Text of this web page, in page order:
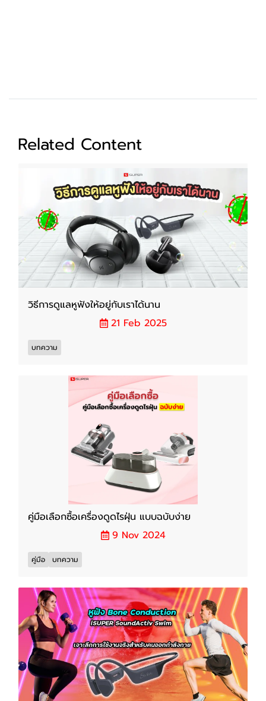
Related Content
วิธีการดูแลหูฟังให้อยู่กับเราได้นาน
21 Feb 2025
บทความ
คู่มือเลือกซื้อเครื่องดูดไรฝุ่น แบบฉบับง่าย
9 Nov 2024
คู่มือ บทความ